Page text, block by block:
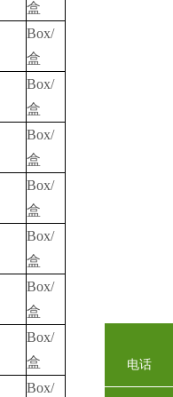
盒
Box/
盒
Box/
盒
Box/
盒
Box/
盒
Box/
盒
Box/
盒
Box/
盒
Box/
电话